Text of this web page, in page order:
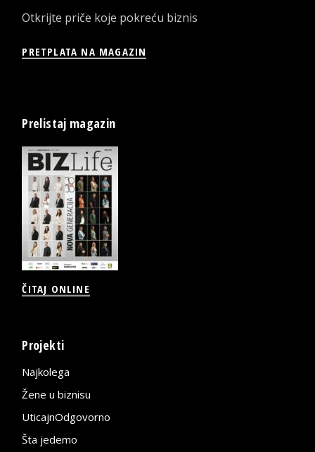
Otkrijte priče koje pokreću biznis
PRETPLATA NA MAGAZIN
Prelistaj magazin
ČITAJ ONLINE
Projekti
Najkolega
Žene u biznisu
UticajnOdgovorno
Šta jedemo